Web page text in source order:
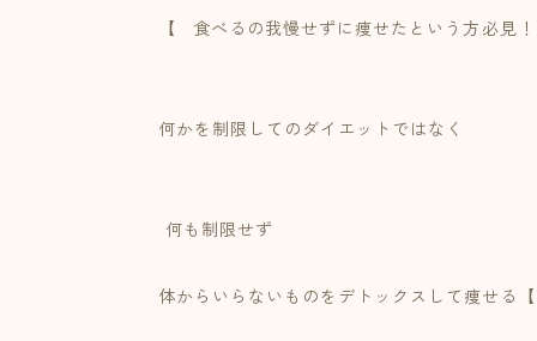
【⠀⁡⁡⁡食べるの我慢せずに痩せたという方⁡必見！
何かを制限してのダイエットではなく⁡
⁡何も制限せず
体からいらないものをデトックスして痩せる【